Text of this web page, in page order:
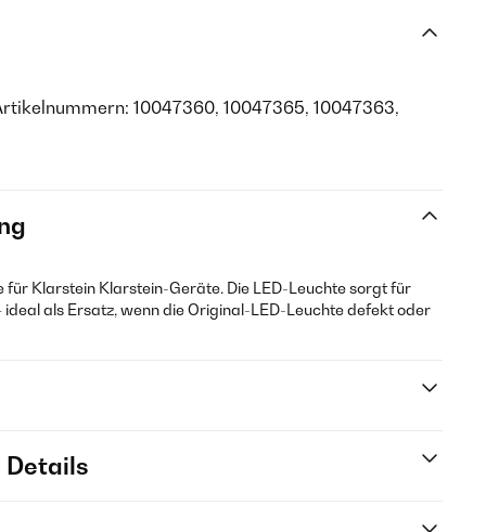
10047360, 10047365, 10047363,
für Klarstein Klarstein-Geräte. Die LED-Leuchte sorgt für
als Ersatz, wenn die Original-LED-Leuchte defekt oder
Details